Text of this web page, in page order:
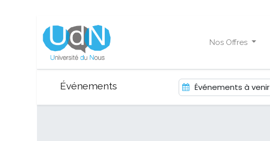
Nos Offres
Événements Événements à venir